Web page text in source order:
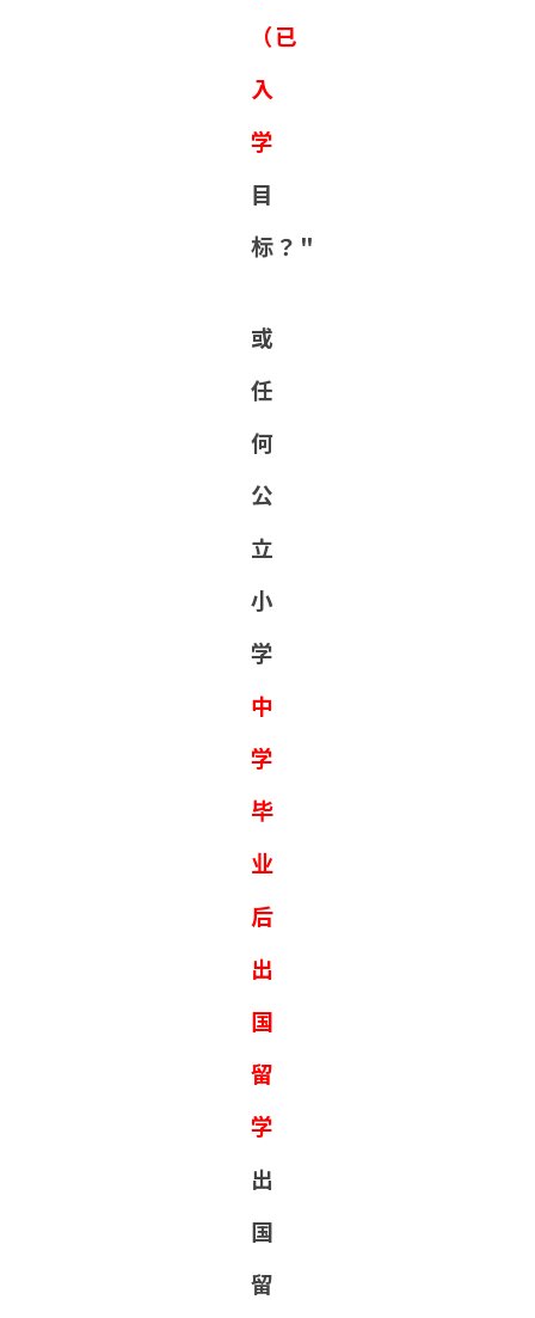
（已
入
学
目
标？"
或
任
何
公
立
小
学
中
学
毕
业
后
出
国
留
学
出
国
留